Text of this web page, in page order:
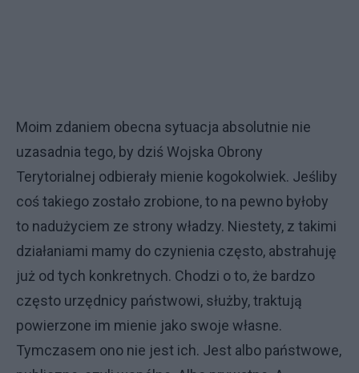
Moim zdaniem obecna sytuacja absolutnie nie
uzasadnia tego, by dziś Wojska Obrony
Terytorialnej odbierały mienie kogokolwiek. Jeśliby
coś takiego zostało zrobione, to na pewno byłoby
to nadużyciem ze strony władzy. Niestety, z takimi
działaniami mamy do czynienia często, abstrahuję
już od tych konkretnych. Chodzi o to, że bardzo
często urzędnicy państwowi, służby, traktują
powierzone im mienie jako swoje własne.
Tymczasem ono nie jest ich. Jest albo państwowe,